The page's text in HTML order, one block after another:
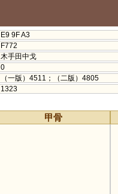
E9 9F A3
F772
木手田中戈
0
（一版）4511；（二版）4805
1323
甲骨